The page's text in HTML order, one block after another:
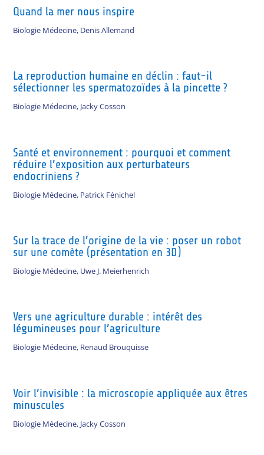
Quand la mer nous inspire
Biologie Médecine, Denis Allemand
La reproduction humaine en déclin : faut-il
sélectionner les spermatozoïdes à la pincette ?
Biologie Médecine, Jacky Cosson
Santé et environnement : pourquoi et comment
réduire l’exposition aux perturbateurs
endocriniens ?
Biologie Médecine, Patrick Fénichel
Sur la trace de l’origine de la vie : poser un robot
sur une comète (présentation en 3D)
Biologie Médecine, Uwe J. Meierhenrich
Vers une agriculture durable : intérêt des
légumineuses pour l’agriculture
Biologie Médecine, Renaud Brouquisse
Voir l’invisible : la microscopie appliquée aux êtres
minuscules
Biologie Médecine, Jacky Cosson